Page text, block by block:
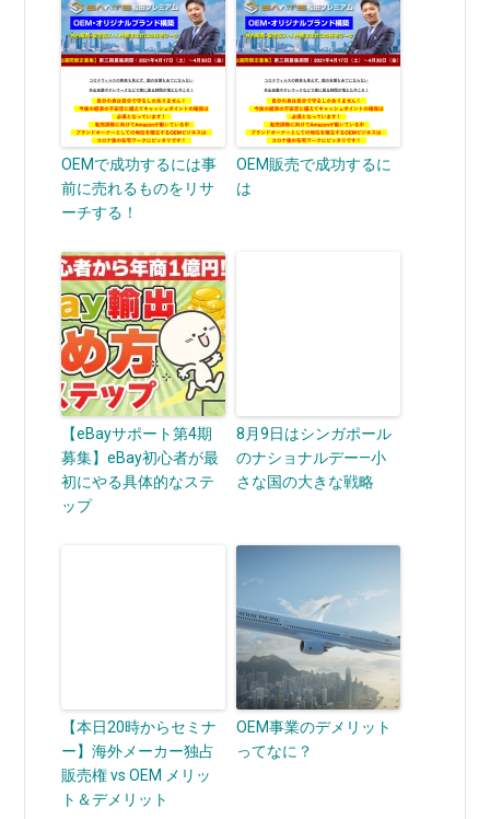
OEMで成功するには事
前に売れるものをリサ
ーチする！
OEM販売で成功するに
は
【eBayサポート第4期
募集】eBay初心者が最
初にやる具体的なステ
ップ
8月9日はシンガポール
のナショナルデー—小
さな国の大きな戦略
【本日20時からセミナ
ー】海外メーカー独占
販売権 vs OEM メリッ
ト＆デメリット
OEM事業のデメリット
ってなに？